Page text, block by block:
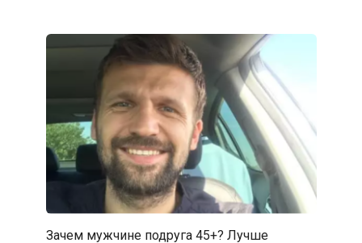
Зачем мужчине подруга 45+? Лучше